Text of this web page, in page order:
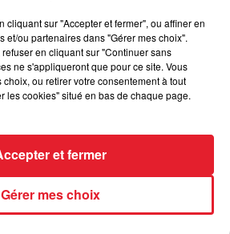
du-Rhône : les ossements
deux militaires disparus...
et SP95-E10 au-dessus de...
cliquant sur "Accepter et fermer", ou affiner en
et/ou partenaires dans "Gérer mes choix".
en cliquant sur "Continuer sans
ne s'appliqueront que pour ce site. Vous
ou retirer votre consentement à tout
les cookies" situé en bas de chaque page.
Gérer mes choix
et fermer